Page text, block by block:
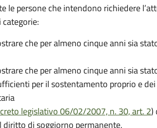
le persone che intendono richiedere
che per almeno cinque anni sia
che per almeno cinque anni sia
per il sostentamento proprio e
legislativo 06/02/2007, n. 30, art. 2)
diritto di soggiorno permanente.